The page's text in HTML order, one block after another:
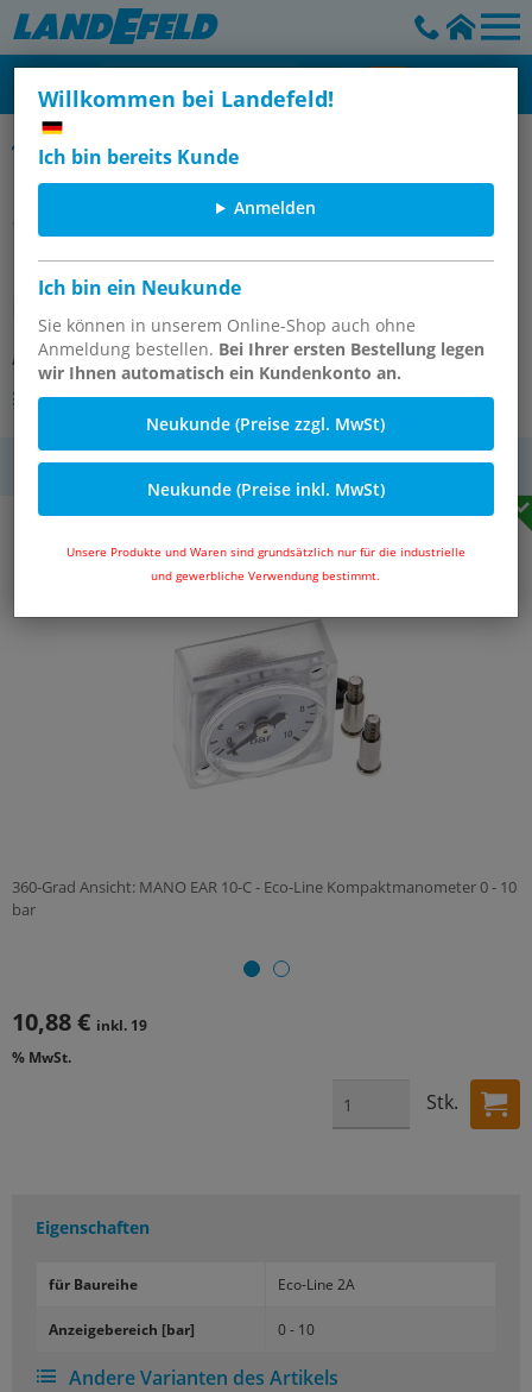
Willkommen bei Landefeld!
Ich bin bereits Kunde
Anmelden
Ich bin ein Neukunde
Sie können in unserem Online-Shop auch ohne
Anmeldung bestellen. Bei Ihrer ersten Bestellung legen
wir Ihnen automatisch ein Kundenkonto an.
Neukunde (Preise zzgl. MwSt)
Neukunde (Preise inkl. MwSt)
Unsere Produkte und Waren sind grundsätzlich nur für die industrielle
und gewerbliche Verwendung bestimmt.
Ersatz-Kompaktmanometer - Eco-Line
Eco-Line Kompaktmanometer 0 - 10
bar
Artikelnummer: MANO EAR 10-C
Andere Varianten des Artikels
MwSt.
360-Grad Ansicht: MANO EAR 10-C - Eco-Line Kompaktmanometer 0 - 10
bar
10,88 € inkl. 19
% MwSt.
Stk.
Eigenschaften
für Bau­rei­he Eco-​Line 2A
An­zei­ge­be­reich [bar] 0 - 10
Andere Varianten des Artikels